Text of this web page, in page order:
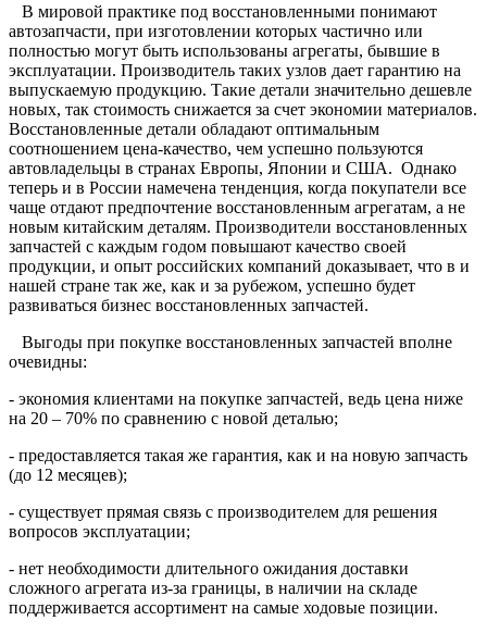
В мировой практике под восстановленными понимают
автозапчасти, при изготовлении которых частично или
полностью могут быть использованы агрегаты, бывшие в
эксплуатации. Производитель таких узлов дает гарантию на
выпускаемую продукцию. Такие детали значительно дешевле
новых, так стоимость снижается за счет экономии материалов.
Восстановленные детали обладают оптимальным
соотношением цена-качество, чем успешно пользуются
автовладельцы в странах Европы, Японии и США. Однако
теперь и в России намечена тенденция, когда покупатели все
чаще отдают предпочтение восстановленным агрегатам, а не
новым китайским деталям. Производители восстановленных
запчастей с каждым годом повышают качество своей
продукции, и опыт российских компаний доказывает, что в и
нашей стране так же, как и за рубежом, успешно будет
развиваться бизнес восстановленных запчастей.
Выгоды при покупке восстановленных запчастей вполне
очевидны:
- экономия клиентами на покупке запчастей, ведь цена ниже
на 20 – 70% по сравнению с новой деталью;
- предоставляется такая же гарантия, как и на новую запчасть
(до 12 месяцев);
- существует прямая связь с производителем для решения
вопросов эксплуатации;
- нет необходимости длительного ожидания доставки
сложного агрегата из-за границы, в наличии на складе
поддерживается ассортимент на самые ходовые позиции.